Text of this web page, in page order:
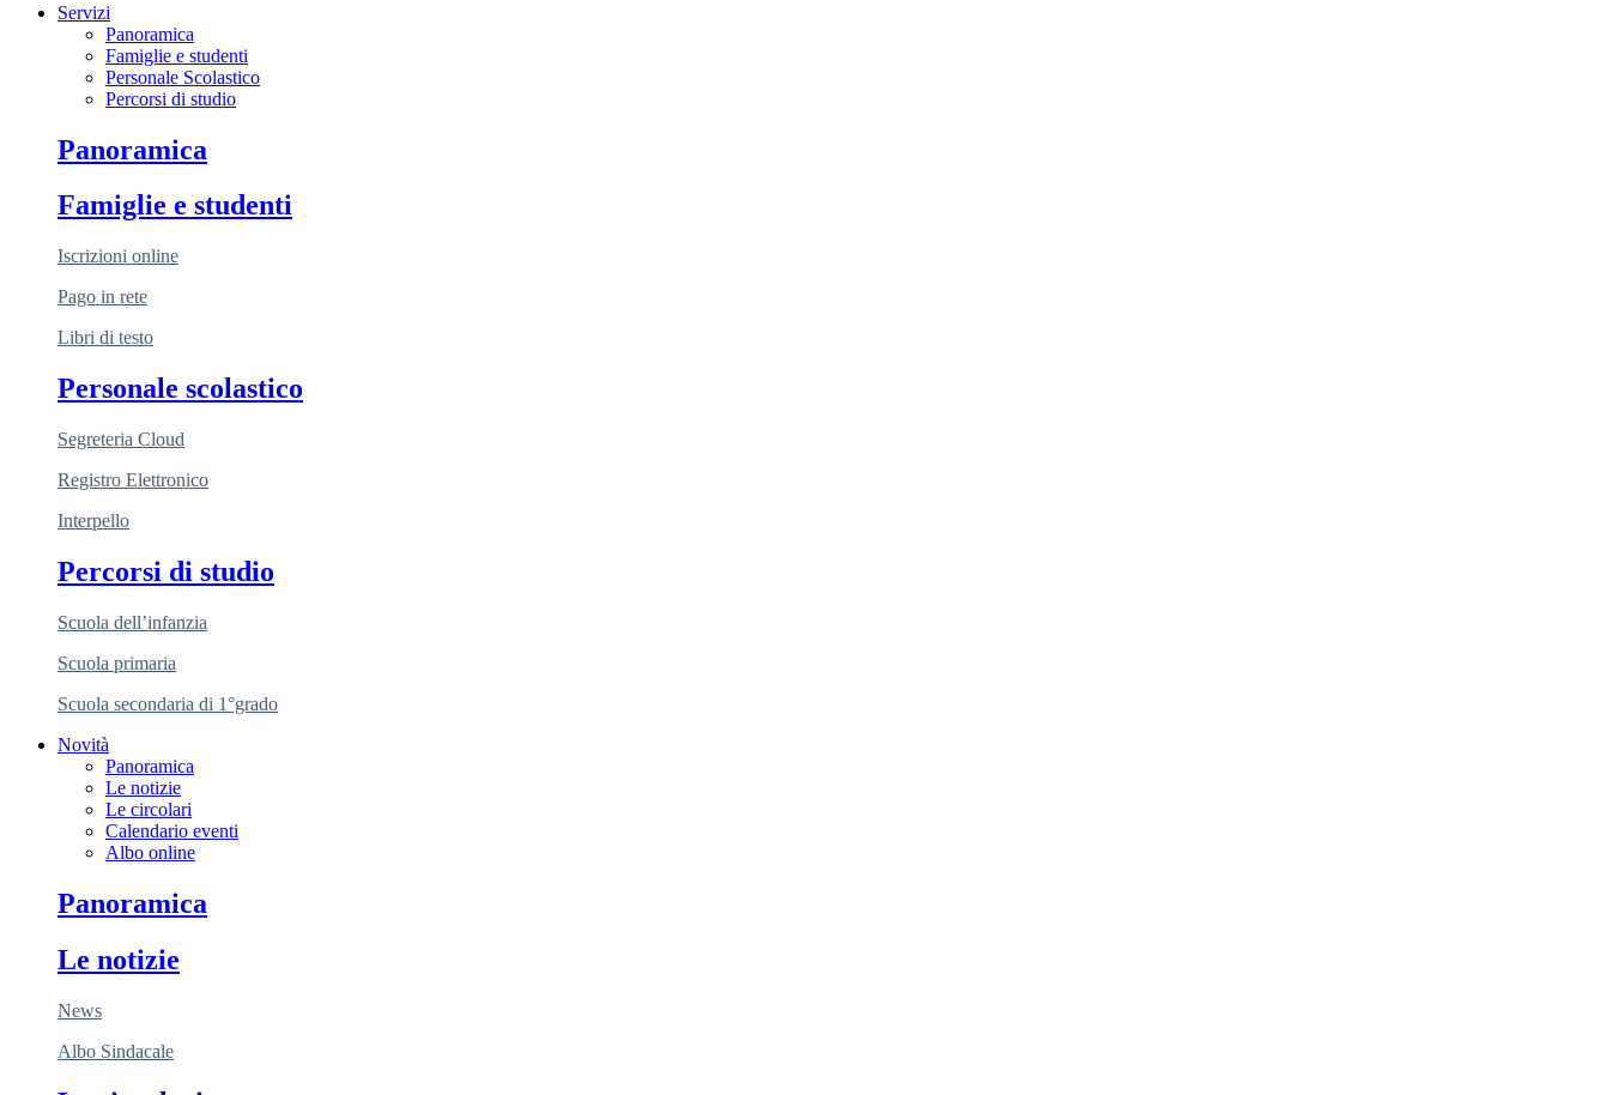
Servizi
Panoramica
Famiglie e studenti
Personale Scolastico
Percorsi di studio
Panoramica
Famiglie e studenti
Iscrizioni online
Pago in rete
Libri di testo
Personale scolastico
Segreteria Cloud
Registro Elettronico
Interpello
Percorsi di studio
Scuola dell’infanzia
Scuola primaria
Scuola secondaria di 1°grado
Novità
Panoramica
Le notizie
Le circolari
Calendario eventi
Albo online
Panoramica
Le notizie
News
Albo Sindacale